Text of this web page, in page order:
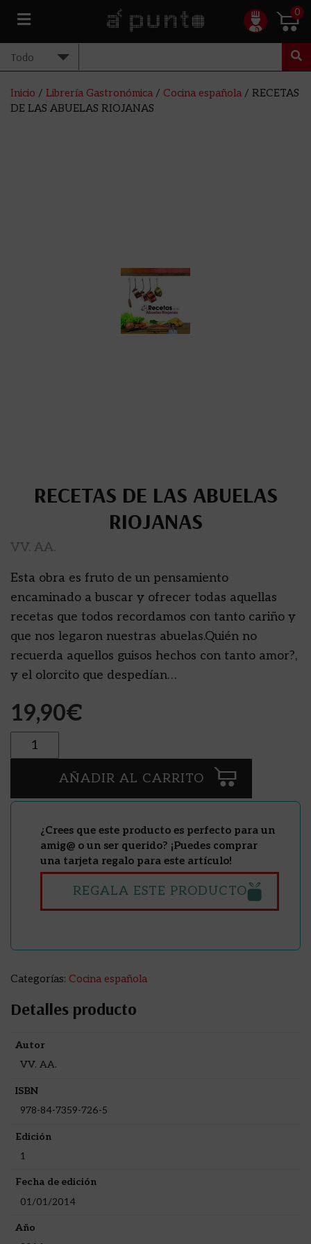
0
Inicio / Librería Gastronómica / Cocina española / RECETAS
DE LAS ABUELAS RIOJANAS
RECETAS DE LAS ABUELAS
RIOJANAS
VV. AA.
Esta obra es fruto de un pensamiento
encaminado a buscar y ofrecer todas aquellas
recetas que todos recordamos con tanto cariño y
que nos legaron nuestras abuelas.Quién no
recuerda aquellos guisos hechos con tanto amor?,
y el olorcito que despedían…
19,90€
Cantidad
AÑADIR AL CARRITO
¿Crees que este producto es perfecto para un
amig@ o un ser querido? ¡Puedes comprar
una tarjeta regalo para este artículo!
REGALA ESTE PRODUCTO
Categorías: Cocina española
Detalles producto
Autor
VV. AA.
ISBN
978-84-7359-726-5
Edición
1
Fecha de edición
01/01/2014
Año